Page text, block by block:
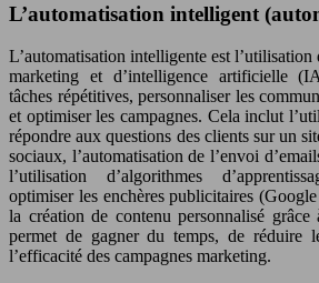
L’automatisation intelligent
L’automatisation intelligente est l’utilisation
marketing et d’intelligence artificielle
tâches répétitives, personnaliser les
et optimiser les campagnes. Cela inclut
répondre aux questions des clients sur un
sociaux, l’automatisation de l’envoi
l’utilisation d’algorithmes
optimiser les enchères publicitaires
la création de contenu personnalisé grâce
permet de gagner du temps, de réduire
l’efficacité des campagnes marketing.